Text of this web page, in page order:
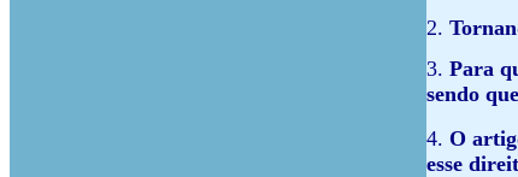
2.
3. Para
sendo
4. O
esse